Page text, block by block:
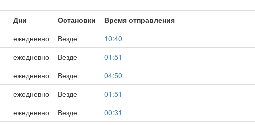
Дни Остановки
Время отправления
ежедневно Везде
10:40
ежедневно Везде
01:51
ежедневно Везде
04:50
ежедневно Везде
01:51
ежедневно Везде
00:31